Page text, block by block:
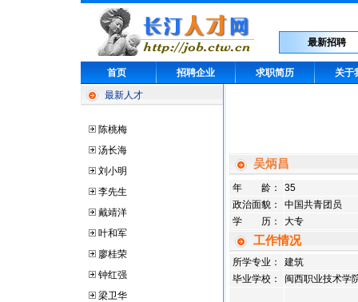
最新招聘
首页 招聘企业 求职简历
关于
最新人才
陈桃梅
汤长海
刘小明
李先生
戴靖洋
叶和军
廖桂荣
钟红强
梁卫华
吴炳昌
年 龄：
35
政治面貌：
中国共青团员
学 历：
大专
工作情况
所学专业：
建筑
毕业学校：
闽西职业技术学